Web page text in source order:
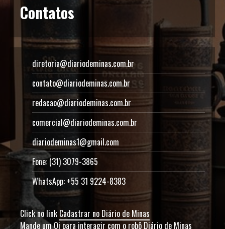
Contatos
diretoria@diariodeminas.com.br
contato@diariodeminas.com.br
redacao@diariodeminas.com.br
comercial@diariodeminas.com.br
diariodeminas1@gmail.com
Fone: (31) 3079-3865
WhatsApp: +55 31 9224-8383
Click no link Cadastrar no Diário de Minas
Mande um Oi para interagir com o robô Diário de Minas